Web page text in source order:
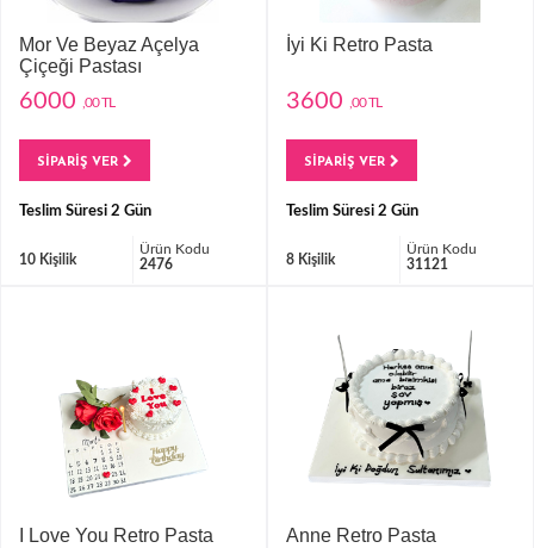
Mor Ve Beyaz Açelya
Çiçeği Pastası
6000 ,00 TL
SİPARİŞ VER
Teslim Süresi 2 Gün
10 Kişilik
Ürün Kodu
2476
İyi Ki Retro Pasta
3600 ,00 TL
SİPARİŞ VER
Teslim Süresi 2 Gün
8 Kişilik
Ürün Kodu
31121
I Love You Retro Pasta Anne Retro Pasta